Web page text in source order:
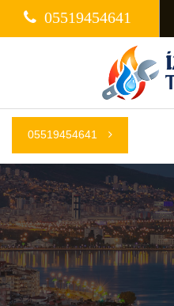
05519454641
05519454641